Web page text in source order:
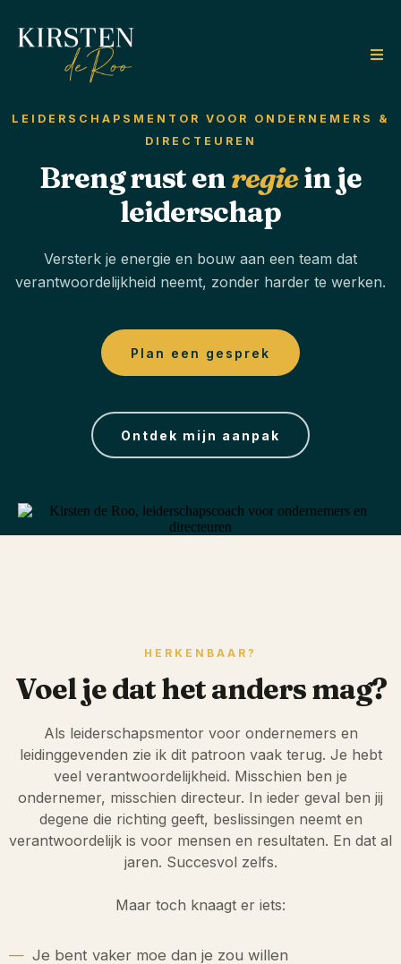
LEIDERSCHAPSMENTOR VOOR ONDERNEMERS &
DIRECTEUREN
Breng rust enregiein je
leiderschap
Versterk je energie en bouw aan een team dat
verantwoordelijkheid neemt, zonder harder te werken.
Plan een gesprek
Ontdek mijn aanpak
HERKENBAAR?
Voel je dat het anders mag?
Als leiderschapsmentor voor ondernemers en
leidinggevenden zie ik dit patroon vaak terug. Je hebt
veel verantwoordelijkheid. Misschien ben je
ondernemer, misschien directeur. In ieder geval ben jij
degene die richting geeft, beslissingen neemt en
verantwoordelijk is voor mensen en resultaten. En dat al
jaren. Succesvol zelfs.
Maar toch knaagt er iets:
Je bent vaker moe dan je zou willen